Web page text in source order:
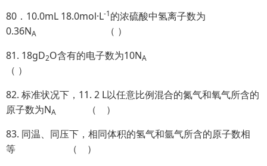
80．10.0mL 18.0mol·L-1的浓硫酸中氢离子数为
0.36NA
（ ）
81. 18gD2O含有的电子数为10NA
（ ）
82. 标准状况下，11. 2 L以任意比例混合的氮气和氧气所含的
原子数为NA
（ ）
83. 同温、同压下，相同体积的氢气和氩气所含的原子数相
等 （ ）